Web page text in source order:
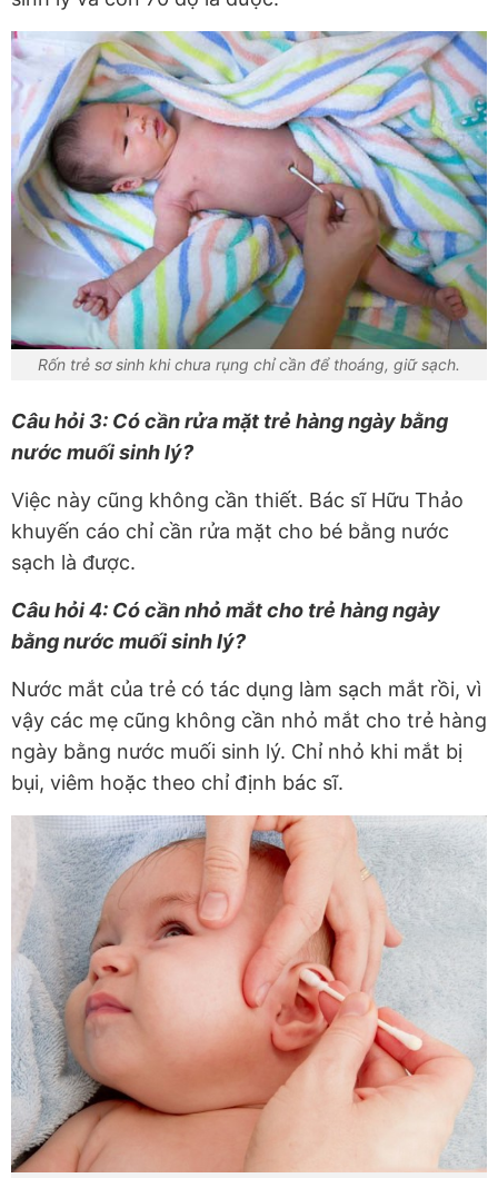
Rốn trẻ sơ sinh khi chưa rụng chỉ cần để thoáng, giữ sạch.
Câu hỏi 3: Có cần rửa mặt trẻ hàng ngày bằng
nước muối sinh lý?
Việc này cũng không cần thiết. Bác sĩ Hữu Thảo
khuyến cáo chỉ cần rửa mặt cho bé bằng nước
sạch là được.
Câu hỏi 4: Có cần nhỏ mắt cho trẻ hàng ngày
bằng nước muối sinh lý?
Nước mắt của trẻ có tác dụng làm sạch mắt rồi, vì
vậy các mẹ cũng không cần nhỏ mắt cho trẻ hàng
ngày bằng nước muối sinh lý. Chỉ nhỏ khi mắt bị
bụi, viêm hoặc theo chỉ định bác sĩ.